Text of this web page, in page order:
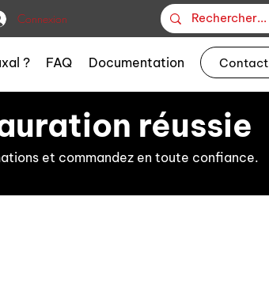
Connexion
? FAQ Documentation Contact
réussie
et commandez en toute confiance.